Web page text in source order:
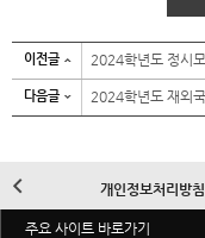
이전글
다음글 2024학년도 재외
개인정보처리방침
주요 사이트 바로가기